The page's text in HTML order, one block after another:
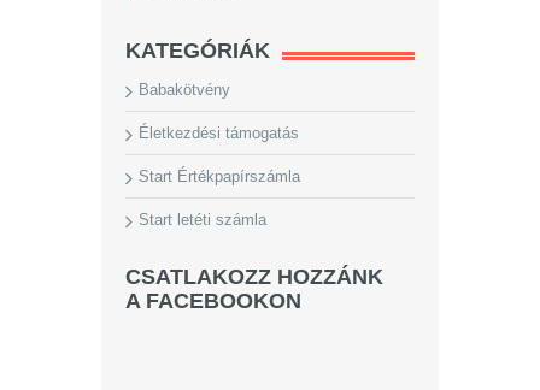
KATEGÓRIÁK
Babakötvény
Életkezdési támogatás
Start Értékpapírszámla
Start letéti számla
CSATLAKOZZ HOZZÁNK
A FACEBOOKON